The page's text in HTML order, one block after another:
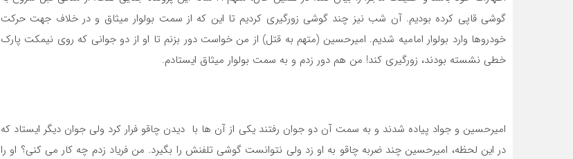
گوشی قاپی کرده بودیم. آن شب نیز چند گوشی زورگیری کردیم تا این که از سمت بولوار میثاق و در خلاف جهت حرکت
خودروها وارد بولوار امامیه شدیم. امیرحسین (متهم به قتل) از من خواست دور بزنم تا او از دو جوانی که روی نیمکت پارک
خطی نشسته بودند، زورگیری کند! من هم دور زدم و به سمت بولوار میثاق ایستادم.
امیرحسین و جواد پیاده شدند و به سمت آن دو جوان رفتند یکی از آن ها با دیدن چاقو فرار کرد ولی جوان دیگر ایستاد که
در این لحظه، امیرحسین چند ضربه چاقو به او زد ولی نتوانست گوشی تلفنش را بگیرد. من فریاد زدم چه کار می کنی؟ او را